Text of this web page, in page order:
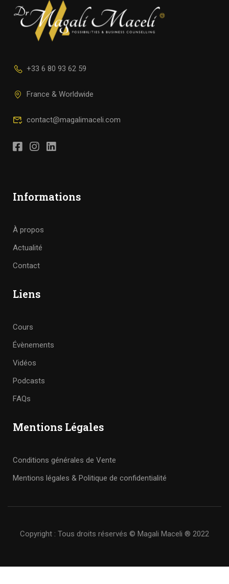
+33 6 80 93 62 59
France & Worldwide
contact@magalimaceli.com
Informations
À propos
Actualité
Contact
Liens
Cours
Évènements
Vidéos
Podcasts
FAQs
Mentions Légales
Conditions générales de Vente
Mentions légales & Politique de confidentialité
Copyright : Tous droits réservés © Magali Maceli ® 2022